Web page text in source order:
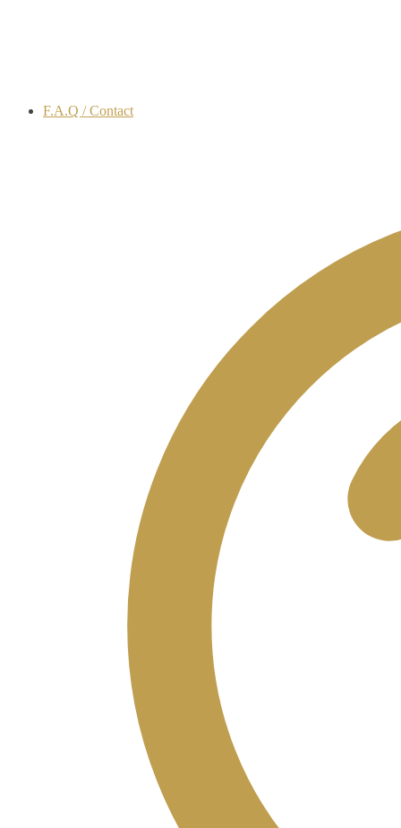
F.A.Q / Contact